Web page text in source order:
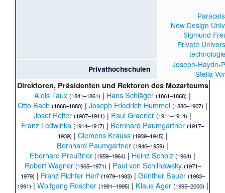
New Design
Sigmund
Private
Privathochschulen
Joseph-Haydn-
Stella
Direktoren, Präsidenten und Rektoren des Mozarteums
Alois Taux (1841–1861) | Hans Schläger (1861–1868) |
Otto Bach (1868–1880) | Joseph Friedrich Hummel (1880–1907) |
Josef Reiter (1907–1911) | Paul Graener (1911–1914) |
Franz Ledwinka (1914–1917) | Bernhard Paumgartner (1917–
1939) | Clemens Krauss (1939–1945) |
Bernhard Paumgartner (1946–1959) |
Eberhard Preußner (1959–1964) | Heinz Scholz (1964) |
Robert Wagner (1965–1971) | Paul von Schilhawsky (1971–
1979) | Franz Richter Herf (1979–1983) | Günther Bauer (1983–
1991) | Wolfgang Roscher (1991–1995) | Klaus Ager (1995–2000) |